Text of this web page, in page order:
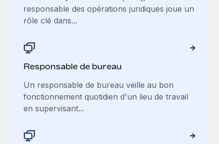
responsable des opérations juridiques joue un
rôle clé dans...
Responsable de bureau
Un responsable de bureau veille au bon
fonctionnement quotidien d'un lieu de travail
en supervisant...